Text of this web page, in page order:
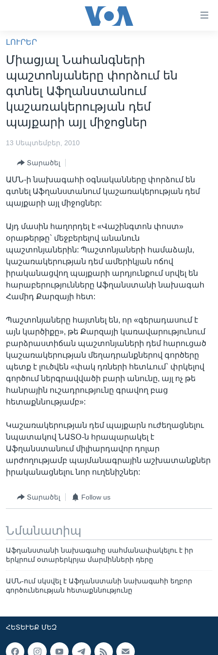
հիմնական
բովանդակությանը
անցնել
հիմնական
բովանդակությանը
հիմնական
բովանդակություն
ԼՈՒՐԵՐ
ՍՓՅՈՒՌՔ
ՏԵՍԱՆՅՈՒԹԵՐ
ՖԻԼՄԵՐ
ՖԻԼՄԵՐ
ՄԵՐ ՄԱՍԻՆ
ԿԱՊ ՄԵԶ ՀԵՏ
Learning English
ՀԵՏԵՒԵՔ ՄԵԶ
Լեզուներ
ԼՈՒՐԵՐ
Միացյալ Նահանգների
պաշտոնյաները փորձում են
գտնել Աֆղանստանում
կաշառակերության դեմ
պայքարի այլ միջոցներ
13 Սեպտեմբեր, 2010
Տարածել
ԱՄՆ-ի նախագահի օգնականները փորձում են
գտնել Աֆղանստանում կաշառակերության դեմ
պայքարի այլ միջոցներ:
Այդ մասին հաղորդել է «Վաշինգտոն փոստ»
օրաթերթը` մեջբերելով անանուն
պաշտոնյաներին: Պաշտոնյաների համաձայն,
կաշառակերության դեմ ամերիկյան ոճով
իրականացվող պայքարի արդյունքում սրվել են
հարաբերությունները Աֆղանստանի նախագահ
Համիդ Քարզայի հետ:
Պաշտոնյաները հայտնել են, որ «գերադասում է
այն կարծիքը», թե Քարզայի կառավարությունում
բարձրաստիճան պաշտոնյաների դեմ հարուցած
կաշառակերության մեղադրանքներով գործերը
պետք է լուծվեն «փակ դռների հետևում` փրկելով
գործում ներգրավվածի բարի անունը, այլ ոչ թե
հանրային ուշադրությունը գրավող բաց
հետաքննությամբ»:
Կաշառակերության դեմ պայքարն ուժեղացնելու
նպատակով ՆԱՏՕ-ն հրապարակել է
Աֆղանստանում միլիարդավոր դոլար
արժողությամբ պայմանագրային աշխատանքներ
իրականացնելու նոր ուղենիշներ:
Տարածել Follow us
Նմանատիպ
Աֆղանստանի նախագահը սահմանափակելու է իր
երկրում օտարերկրյա մարմինների դերը
ԱՄՆ-ում սկսվել է Աֆղանստանի նախագահի եղբոր
գործունեության հետաքննությունը
ՀԵՏԵՒԵՔ ՄԵԶ